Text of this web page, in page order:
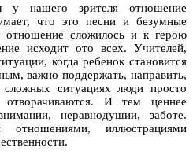
нашего зрителя отношение
что это песни и безумные
отношение сложилось и к герою
исходит ото всех. Учителей,
когда ребенок становится
важно поддержать, направить,
ситуациях люди просто
И тем ценнее
неравнодушии, заботе.
иллюстрациями